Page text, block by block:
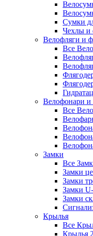
Сумки
Чехлы и
Велофляги и
Все
Велофонари и
Все
Замки
Все
Замки
Замки
Замки
Замки
Крылья
Все
Крылья